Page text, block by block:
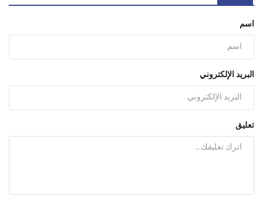
اسم
البريد الإلكتروني
تعليق